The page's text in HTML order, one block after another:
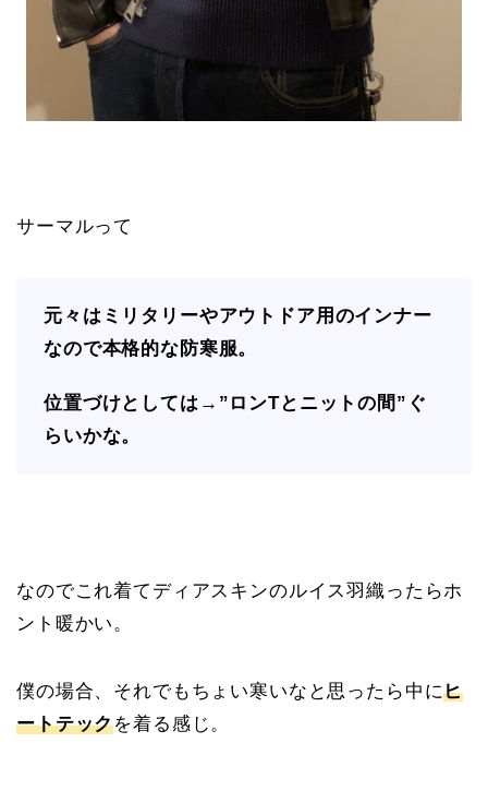
サーマルって
元々はミリタリーやアウトドア用のインナー
なので本格的な防寒服。
位置づけとしては→”ロンTとニットの間”ぐ
らいかな。
なのでこれ着てディアスキンのルイス羽織ったらホ
ント暖かい。
僕の場合、それでもちょい寒いなと思ったら中にヒ
ートテックを着る感じ。